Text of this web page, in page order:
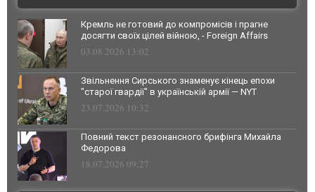
Кремль не готовий до компромісів і прагне
досягти своїх цілей війною, - Foreign Affairs
03.08.2026 13:02
Звільнення Сирського знаменує кінець епохи
"старої гвардії" в українській армії — NYT
23.07.2026 10:32
Повний текст резонансного брифінга Михайла
Федорова
18.07.2026 09:27